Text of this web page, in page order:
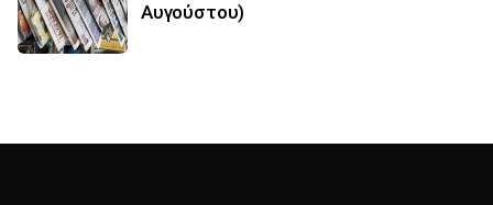
Αυγούστου)